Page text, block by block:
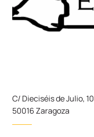
C/ Dieciséis de Julio, 10
50016 Zaragoza